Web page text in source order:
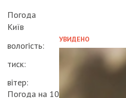
УВИДЕНО
Погода
Київ
вологість:
тиск:
вітер:
Погода на 10